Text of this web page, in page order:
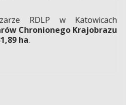
RDLP w Katowicach
Chronionego Krajobrazu
ha.